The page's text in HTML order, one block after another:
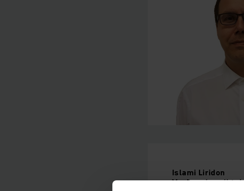
Islami Liridon
Vuokra- ja